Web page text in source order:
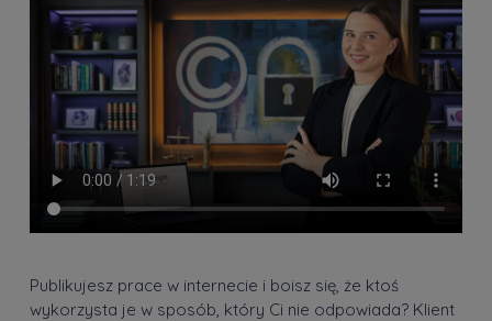
Publikujesz prace w internecie i boisz się, że ktoś
wykorzysta je w sposób, który Ci nie odpowiada? Klient